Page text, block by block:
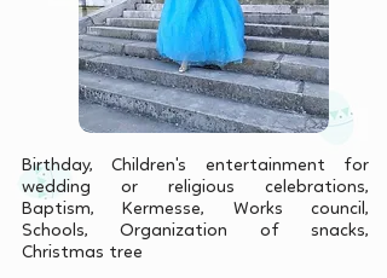
Birthday, Children's entertainment for
wedding or religious celebrations,
Baptism, Kermesse, Works council,
Schools, Organization of snacks,
Christmas tree